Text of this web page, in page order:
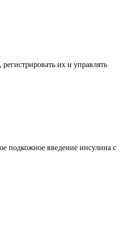
их и управлять
подкожное введение инсулина с